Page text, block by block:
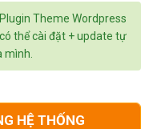
Theme Wordpress
thể cài đặt + update tự
HỆ THỐNG